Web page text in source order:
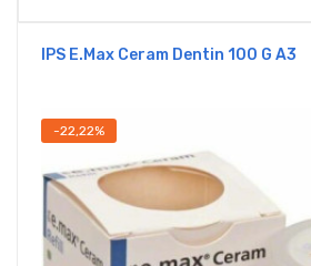
IPS E.max Ceram Dentin 100 G A3
-22,22%